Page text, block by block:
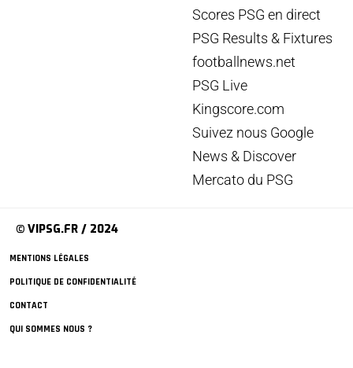
Scores PSG en direct
PSG Results & Fixtures
footballnews.net
PSG Live
Kingscore.com
Suivez nous Google
News & Discover
Mercato du PSG
© VIPSG.FR / 2024
MENTIONS LÉGALES
POLITIQUE DE CONFIDENTIALITÉ
CONTACT
QUI SOMMES NOUS ?